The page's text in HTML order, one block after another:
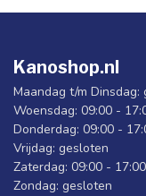
Kanoshop.nl
Maandag t/m Dinsdag:
Woensdag: 09:00 -
Donderdag: 09:00 -
Vrijdag: gesloten
Zaterdag: 09:00 - 17:00
Zondag: gesloten